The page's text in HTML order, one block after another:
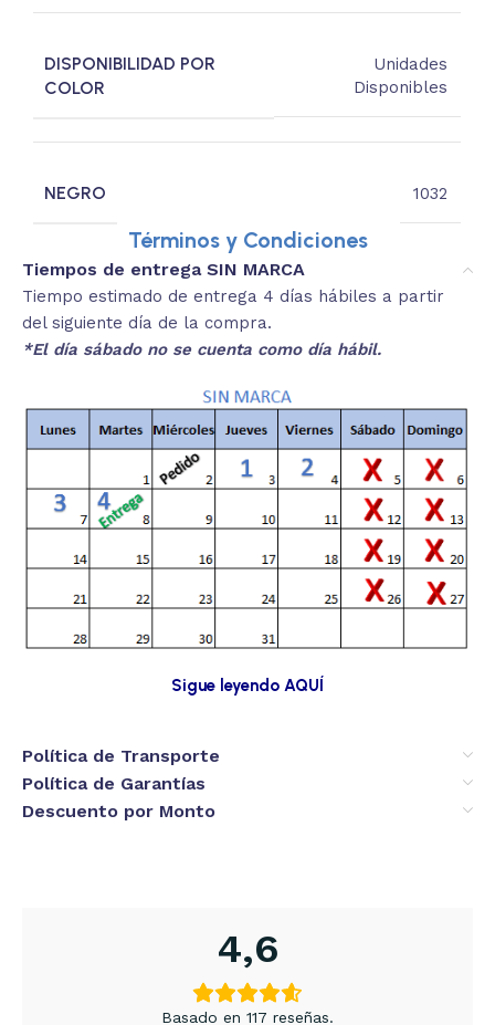
DISPONIBILIDAD POR
COLOR
Unidades
Disponibles
NEGRO 1032
Términos y Condiciones
Tiempos de entrega SIN MARCA
Tiempo estimado de entrega 4 días hábiles a partir
del siguiente día de la compra.
*El día sábado no se cuenta como día hábil.
Sigue leyendo AQUÍ
Política de Transporte
Política de Garantías
Descuento por Monto
4,6
Basado en 117 reseñas.